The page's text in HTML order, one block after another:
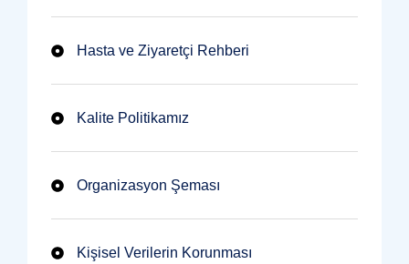
Hasta ve Ziyaretçi Rehberi
Kalite Politikamız
Organizasyon Şeması
Kişisel Verilerin Korunması